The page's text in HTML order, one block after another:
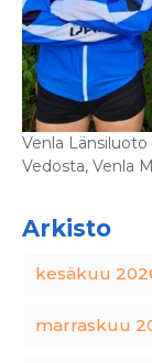
Venla
Vedosta, Venla
Arkisto
kesäkuu
marraskuu